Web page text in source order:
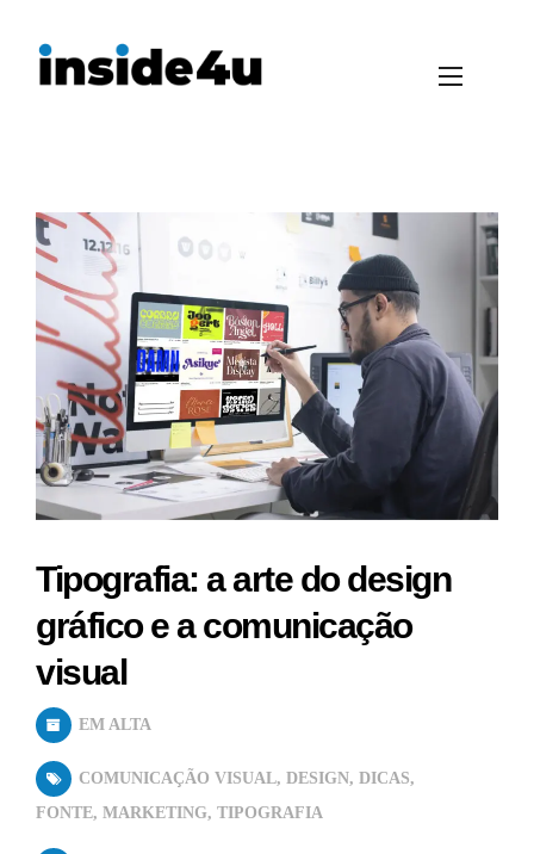
Tipografia: a arte do design
gráfico e a comunicação
visual
EM ALTA
COMUNICAÇÃO VISUAL, DESIGN, DICAS,
FONTE, MARKETING, TIPOGRAFIA